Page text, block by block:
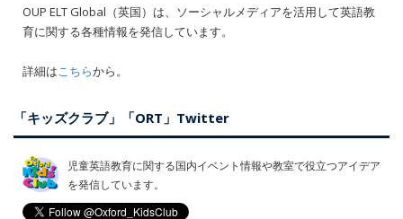
OUP ELT Global（英国）は、ソーシャルメディアを活用して英語教
育に関する各種情報を発信しています。
詳細はこちらから。
「キッズクラブ」「ORT」Twitter
児童英語教育に関する国内イベント情報や教室で役立つアイデア
を発信しています。